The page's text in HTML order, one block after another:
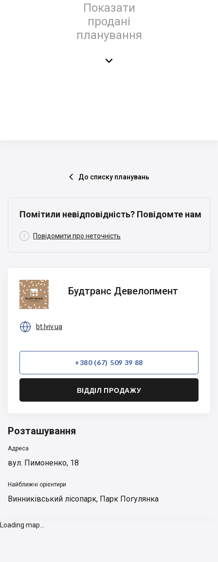
Показати
продані
планування

 До списку планувань
Помітили невідповідність? Повідомте нам
 Повідомити про неточність
Будтранс
ДевелопментБудтранс Девелопмент
 bt.lviv.ua
+380 (67) 509 39 88
ВІДДІЛ ПРОДАЖУ
Розташування
Адреса
вул. Пимоненко, 18
Найближчі орієнтири
Винниківський лісопарк, Парк Погулянка
Loading map...